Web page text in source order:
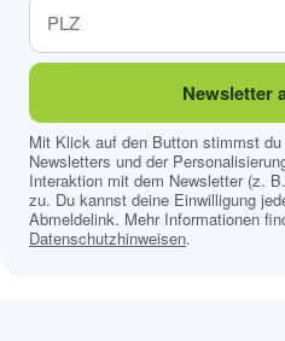
Newsletter
Mit Klick auf den Button stimmst
Newsletters und der
Interaktion mit dem Newsletter (z.
zu. Du kannst deine Einwilligung
Abmeldelink. Mehr Informationen
Datenschutzhinweisen.